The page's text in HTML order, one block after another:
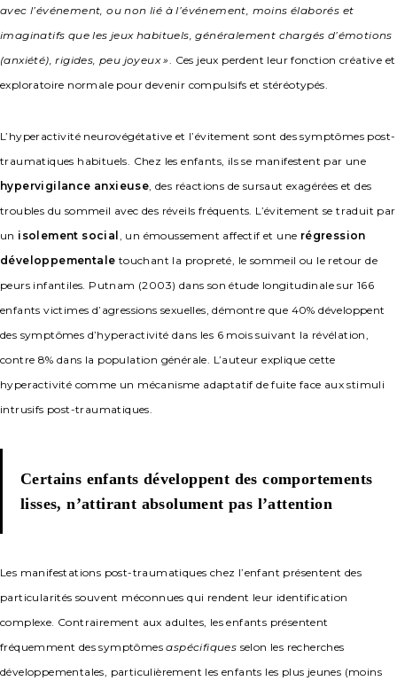
avec l’événement, ou non lié à l’événement, moins élaborés et
imaginatifs que les jeux habituels, généralement chargés d’émotions
(anxiété), rigides, peu joyeux ». Ces jeux perdent leur fonction créative et
exploratoire normale pour devenir compulsifs et stéréotypés.
L’hyperactivité neurovégétative et l’évitement sont des symptômes post-
traumatiques habituels. Chez les enfants, ils se manifestent par une
hypervigilance anxieuse, des réactions de sursaut exagérées et des
troubles du sommeil avec des réveils fréquents. L’évitement se traduit par
un isolement social , un émoussement affectif et une régression
développementale touchant la propreté, le sommeil ou le retour de
peurs infantiles. Putnam (2003) dans son étude longitudinale sur 166
enfants victimes d’agressions sexuelles, démontre que 40% développent
des symptômes d’hyperactivité dans les 6 mois suivant la révélation,
contre 8% dans la population générale. L’auteur explique cette
hyperactivité comme un mécanisme adaptatif de fuite face aux stimuli
intrusifs post-traumatiques.
Certains enfants développent des comportements
lisses, n’attirant absolument pas l’attention
Les manifestations post-traumatiques chez l’enfant présentent des
particularités souvent méconnues qui rendent leur identification
complexe. Contrairement aux adultes, les enfants présentent
fréquemment des symptômesaspécifiques selon les recherches
développementales, particulièrement les enfants les plus jeunes (moins